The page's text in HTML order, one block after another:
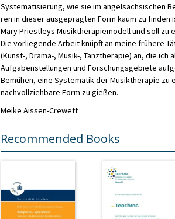
Systematisierung, wie sie im angelsächsischen
ren in dieser ausgeprägten Form kaum zu
Mary Priestleys Musiktherapiemodell und soll zu
Die vorliegende Arbeit knüpft an meine frühere
(Kunst-, Drama-, Musik-, Tanztherapie) an, die
Aufgabenstellungen und Forschungsgebiete
Bemühen, eine Systematik der Musiktherapie zu
nachvollziehbare Form zu gießen.
Meike Aissen-Crewett
Recommended Books